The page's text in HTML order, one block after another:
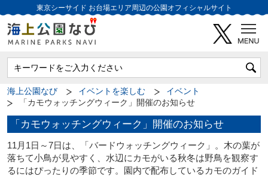
東京シーサイド お台場エリア周辺の公園オフィシャルサイト
海上公園なび イベントを楽しむ
イベント
「カモウォッチングウィーク」開催のお知らせ
「カモウォッチングウィーク」開催のお知らせ
11月1日～7日は、「バードウォッチングウィーク」。木の葉が
落ちて小鳥が見やすく、水辺にカモがいる秋冬は野鳥を観察す
るにはぴったりの季節です。園内で配布しているカモのガイド